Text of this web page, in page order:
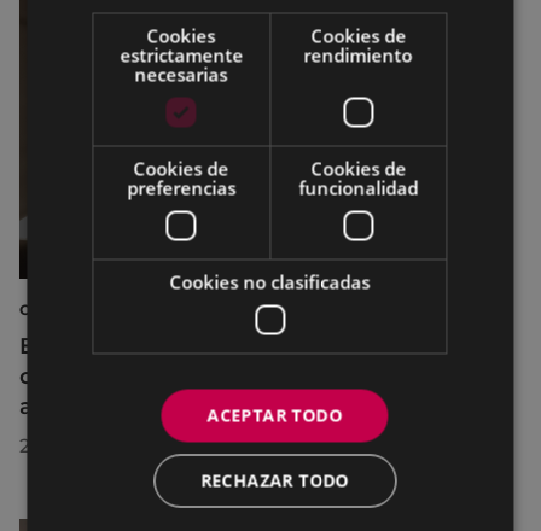
CINE AL AIRE LIBRE
El cine al aire libre regresa a Untzaga con
cuatro proyecciones durante el mes de
agosto
22/07/2026
Cookies
estrictamente
necesarias
Cookies de
rendimiento
Cookies de
preferencias
Cookies de
funcionalidad
Cookies no clasificadas
ACEPTAR TODO
RECHAZAR TODO